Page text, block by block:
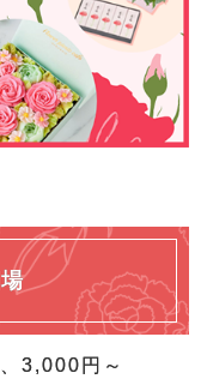
3,000円～